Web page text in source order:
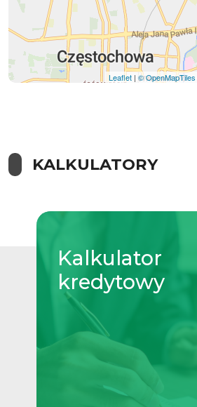
Leaflet | © OpenMapTiles
KALKULATORY
Kalkulator
kredytowy